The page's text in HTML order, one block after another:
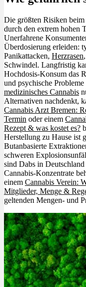
Die größten Risiken beim
durch den extrem hohen
Unerfahrene
Überdosierung erleiden:
Panikattacken, Herzrasen
Schwindel. Langfristig
Hochdosis-Konsum das
und psychische
medizinisches Cannabis
Alternativen nachdenkt,
Cannabis Arzt Bremen:
Termin oder einem
Rezept & was kostet es?
Herstellung zu Hause ist
Butanbasierte
schweren
sind Dabs in
Cannabis-Konzentrate
einem Cannabis Verein:
Mitglieder, Menge &
geltenden Mengen- und